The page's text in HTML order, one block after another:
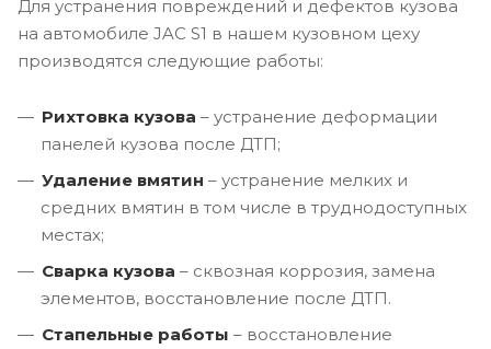
Для устранения повреждений и дефектов кузова
на автомобиле JAC S1 в нашем кузовном цеху
производятся следующие работы:
Рихтовка кузова – устранение деформации
панелей кузова после ДТП;
Удаление вмятин – устранение мелких и
средних вмятин в том числе в труднодоступных
местах;
Сварка кузова – сквозная коррозия, замена
элементов, восстановление после ДТП.
Стапельные работы – восстановление